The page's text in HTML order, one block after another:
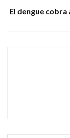
El dengue cobra